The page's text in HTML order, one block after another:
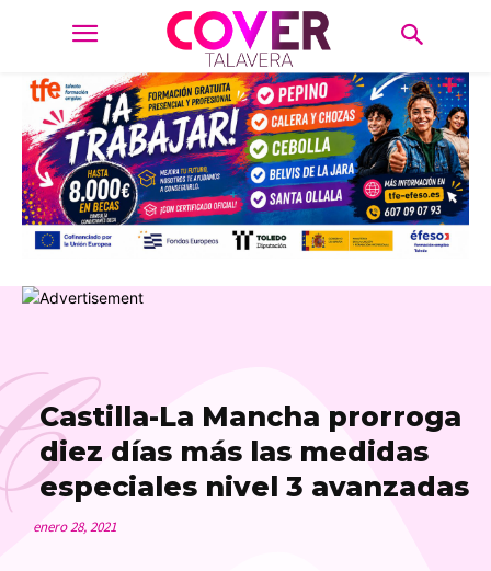
Castilla-La Mancha prorroga
diez días más las medidas
especiales nivel 3 avanzadas
enero 28, 2021